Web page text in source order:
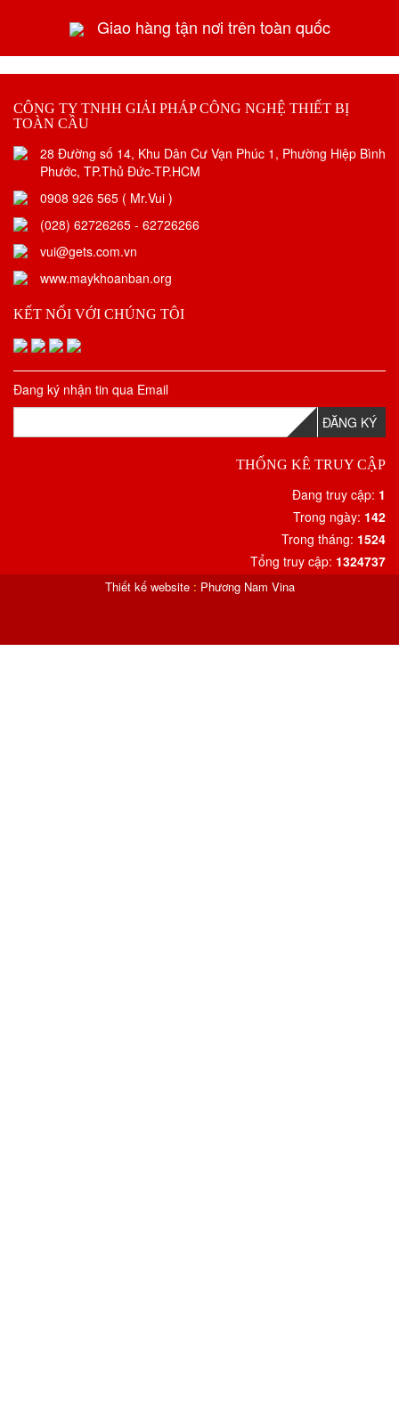
Giao hàng tận nơi trên toàn quốc
CÔNG TY TNHH GIẢI PHÁP CÔNG NGHỆ THIẾT BỊ
TOÀN CẦU
28 Đường số 14, Khu Dân Cư Vạn Phúc 1, Phường Hiệp Bình
Phước, TP.Thủ Đức-TP.HCM
0908 926 565 ( Mr.Vui )
(028) 62726265 - 62726266
vui@gets.com.vn
www.maykhoanban.org
KẾT NỐI VỚI CHÚNG TÔI
Đang ký nhận tin qua Email
ĐĂNG KÝ
THỐNG KÊ TRUY CẬP
Đang truy cập: 1
Trong ngày: 142
Trong tháng: 1524
Tổng truy cập: 1324737
Thiết kế website : Phương Nam Vina